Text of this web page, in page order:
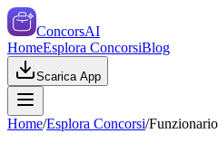
ConcorsAI
HomeEsplora ConcorsiBlog
Scarica App
Home/Esplora Concorsi/